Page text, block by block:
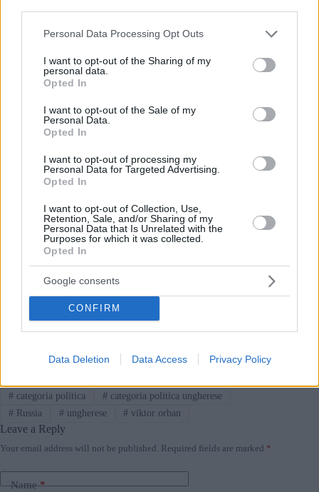
Please note that this website/app uses one or more Google
not limited to your visit or usage behaviour. You may click to
grant or deny consent to Google and its third-party tags to
use your data for below specified purposes in below Google
consent section.
Personal Data Processing Opt Outs
I want to opt-out of the Sharing of my
personal data.
Opted In
I want to opt-out of the Sale of my
Personal Data.
Opted In
I want to opt-out of processing my
Personal Data for Targeted Advertising.
Opted In
I want to opt-out of Collection, Use,
Retention, Sale, and/or Sharing of my
Personal Data that Is Unrelated with the
Purposes for which it was collected.
Opted In
Google consents
CONFIRM
Data Deletion Data Access Privacy Policy
concludere accordi.
Bloomberg ha verificato la trascrizione con un funzionario a
conoscenza dei dettagli della conversazione telefonica.
Il vicepresidente degli Stati
Uniti JD Vance invia un messaggio
accadrà se il premier Orbán perderà
le elezioni - video
Maggiore ungherese: anche gli
americani non si fidano degli
ungheresi ; esclusione dalla NATO
all'orizzonte?
#categoria politica #categoria politica ungherese
#Russia #ungherese # viktor orban
Leave a Reply
Your email address will not be published. Required fields are marked *
Name*